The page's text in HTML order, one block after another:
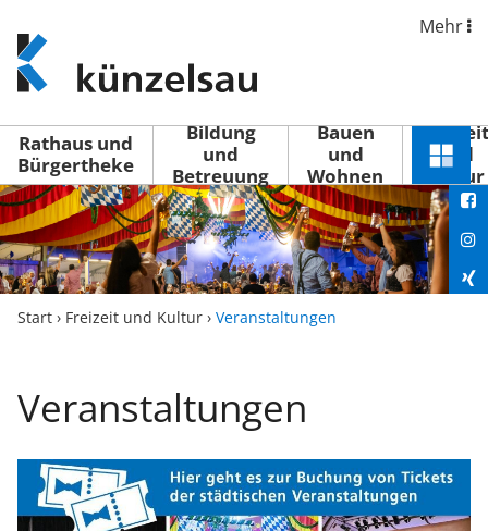
www.kuenzelsau.de
(zur
Startseite)
Mehr
Rathaus und
Bürgertheke
Bildung
und
Betreuung
Bauen
und
Wohnen
Freizeit
und
Kultur
Menü
Start › Freizeit und Kultur › Veranstaltungen
Veranstaltungen